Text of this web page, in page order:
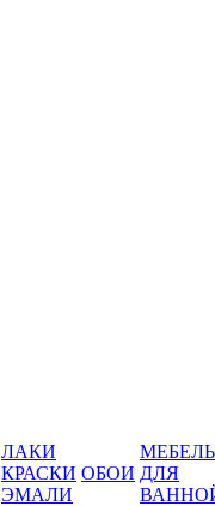
ЛАКИ
КРАСКИ
ЭМАЛИ
ОБОИ
МЕБЕЛЬ
ДЛЯ